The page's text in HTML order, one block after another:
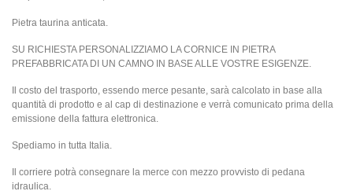
Pietra taurina anticata.
SU RICHIESTA PERSONALIZZIAMO LA CORNICE IN PIETRA
PREFABBRICATA DI UN CAMNO IN BASE ALLE VOSTRE ESIGENZE.
Il costo del trasporto, essendo merce pesante, sarà calcolato in base alla
quantità di prodotto e al cap di destinazione e verrà comunicato prima della
emissione della fattura elettronica.
Spediamo in tutta Italia.
Il corriere potrà consegnare la merce con mezzo provvisto di pedana
idraulica.